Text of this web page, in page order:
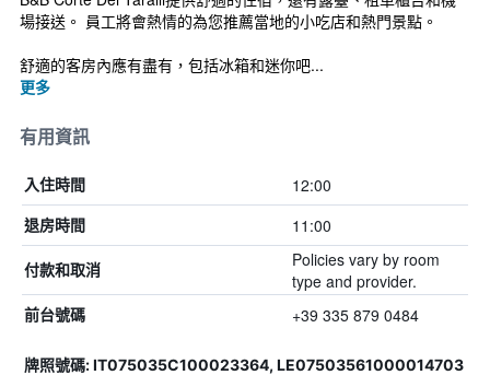
場接送。 員工將會熱情的為您推薦當地的小吃店和熱門景點。
舒適的客房內應有盡有，包括冰箱和迷你吧...
更多
有用資訊
入住時間 12:00
退房時間 11:00
付款和取消
Policies vary by room
type and provider.
前台號碼 +39 335 879 0484
牌照號碼: IT075035C100023364, LE07503561000014703